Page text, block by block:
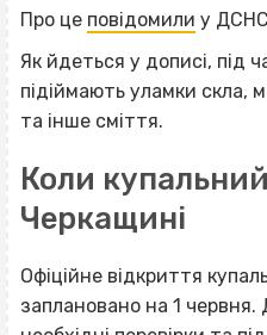
Про це повідомили у
Як йдеться у дописі, під
підіймають уламки скла,
та інше сміття.
Коли
Черкащині
Офіційне відкриття
заплановано на 1 червня.